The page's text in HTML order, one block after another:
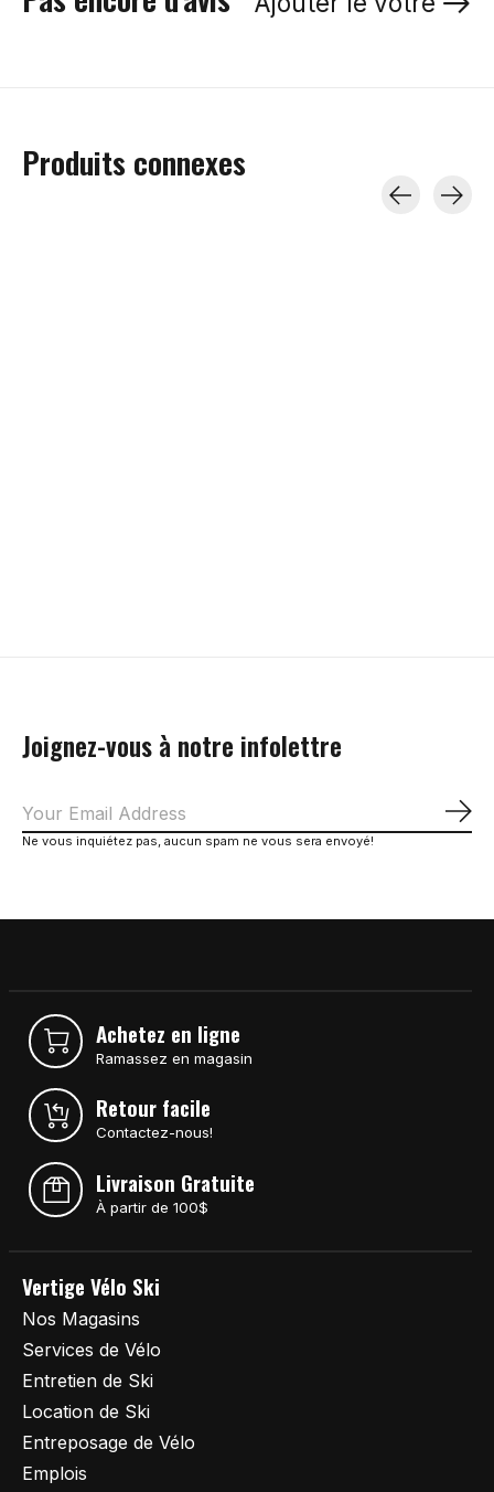
Produits connexes
Joignez-vous à notre infolettre
Ne vous inquiétez pas, aucun spam ne vous sera envoyé!
Achetez en ligne
Ramassez en magasin
Retour facile
Contactez-nous!
Livraison Gratuite
À partir de 100$
Vertige Vélo Ski
Nos Magasins
Services de Vélo
Entretien de Ski
Location de Ski
Entreposage de Vélo
Emplois